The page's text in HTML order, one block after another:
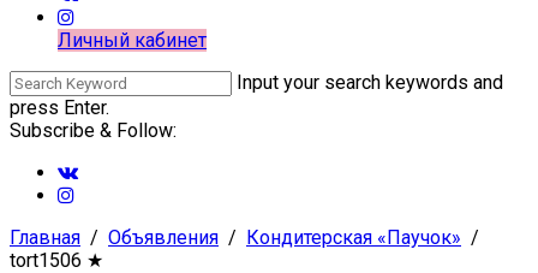
Личный кабинет
Input your search keywords and
press Enter.
Subscribe & Follow:
Главная Объявления
Кондитерская «Паучок»
tort1506 ★